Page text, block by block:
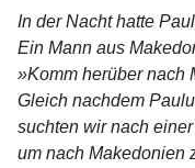
In der Nacht hatte
Ein Mann aus
»Komm herüber nach
Gleich nachdem
suchten wir nach
um nach Makedonien